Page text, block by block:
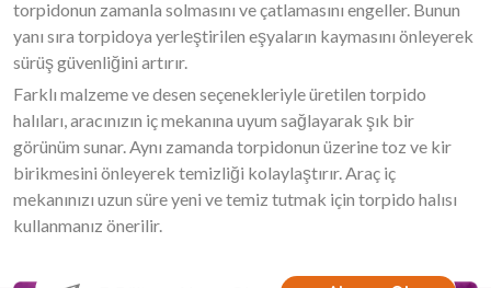
torpidonun zamanla solmasını ve çatlamasını engeller. Bunun
yanı sıra torpidoya yerleştirilen eşyaların kaymasını önleyerek
sürüş güvenliğini artırır.
Farklı malzeme ve desen seçenekleriyle üretilen torpido
halıları, aracınızın iç mekanına uyum sağlayarak şık bir
görünüm sunar. Aynı zamanda torpidonun üzerine toz ve kir
birikmesini önleyerek temizliği kolaylaştırır. Araç iç
mekanınızı uzun süre yeni ve temiz tutmak için torpido halısı
kullanmanız önerilir.